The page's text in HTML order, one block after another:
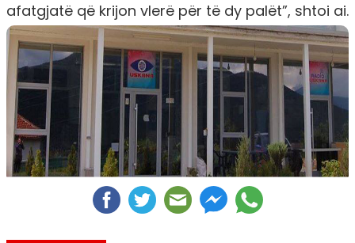
afatgjatë që krijon vlerë për të dy palët”, shtoi ai.